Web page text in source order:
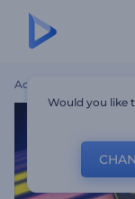
Accueil
Would you like